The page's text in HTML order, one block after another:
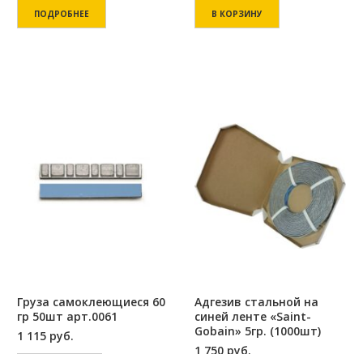
ПОДРОБНЕЕ В КОРЗИНУ
Груза самоклеющиеся 60
гр 50шт арт.0061
1 115 руб.
Адгезив стальной на
синей ленте «Saint-
Gobain» 5гр. (1000шт)
1 750 руб.